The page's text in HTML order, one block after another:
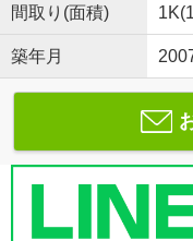
間取り(面積)
築年月